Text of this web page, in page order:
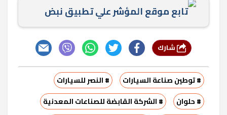
تابع موقع المؤشر علي تطبيق نبض
# توطين صناعة السيارات
# النصر للسيارات
# حلوان
# الشركة القابضة للصناعات المعدنية